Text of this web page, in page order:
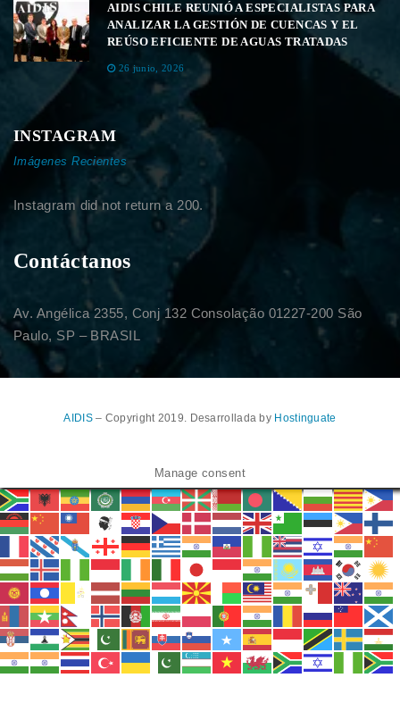
AIDIS CHILE REUNIÓ A ESPECIALISTAS PARA
ANALIZAR LA GESTIÓN DE CUENCAS Y EL
REÚSO EFICIENTE DE AGUAS TRATADAS
26 junio, 2026
INSTAGRAM
Imágenes Recientes
Instagram did not return a 200.
Contáctanos
Av. Angélica 2355, Conj 132 Consolação 01227-200 São
Paulo, SP – BRASIL
AIDIS– Copyright 2019. Desarrollada by Hostinguate
Manage consent